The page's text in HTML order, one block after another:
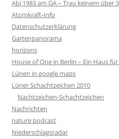
Abi 1983 am GA – Trau keinem über
Atomkraft-Info
Datenschutzerklärung
Gartenpanorama
horizons
House of One in Berlin – Ein Haus
Lünen in google maps
Lüner Schachtzeichen 2010
Nachtzeichen-Schachtzeichen
Nachrichten
nature podcast
Niederschlagsradar